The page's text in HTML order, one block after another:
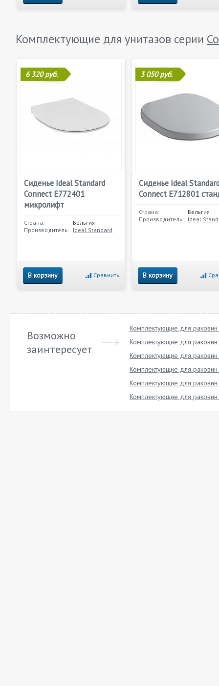
Комплектующие для унитазов серии
6 320 руб.
Сиденье Ideal Standard
Connect E772401
микролифт
Страна:
Бельгия
Производитель: Ideal Standard
В корзину Сравнить
3 050 руб.
Сиденье Ideal
Connect E712801
Страна:
Бельгия
Производитель: Ideal
В корзину
Возможно
заинтересует
Комплектующие для раковин
Комплектующие для
Комплектующие для
Комплектующие для
Комплектующие для раковин
Комплектующие для